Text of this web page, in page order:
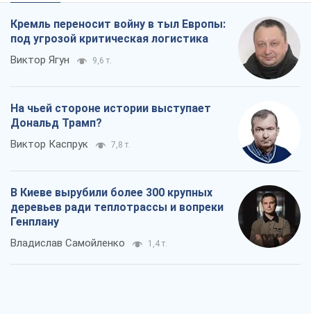
Кремль переносит войну в тыл Европы:
под угрозой критическая логистика
Виктор Ягун 9,6 т.
На чьей стороне истории выступает
Дональд Трамп?
Виктор Каспрук 7,8 т.
В Киеве вырубили более 300 крупных
деревьев ради теплотрассы и вопреки
Генплану
Владислав Самойленко 1,4 т.